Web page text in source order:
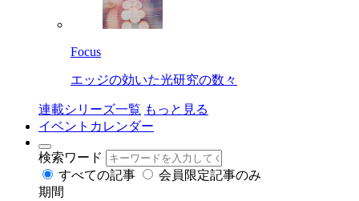
Focus
エッジの効いた光研究の数々
連載シリーズ一覧 もっと見る
イベントカレンダー
検索ワード
すべての記事
会員限定記事のみ
期間